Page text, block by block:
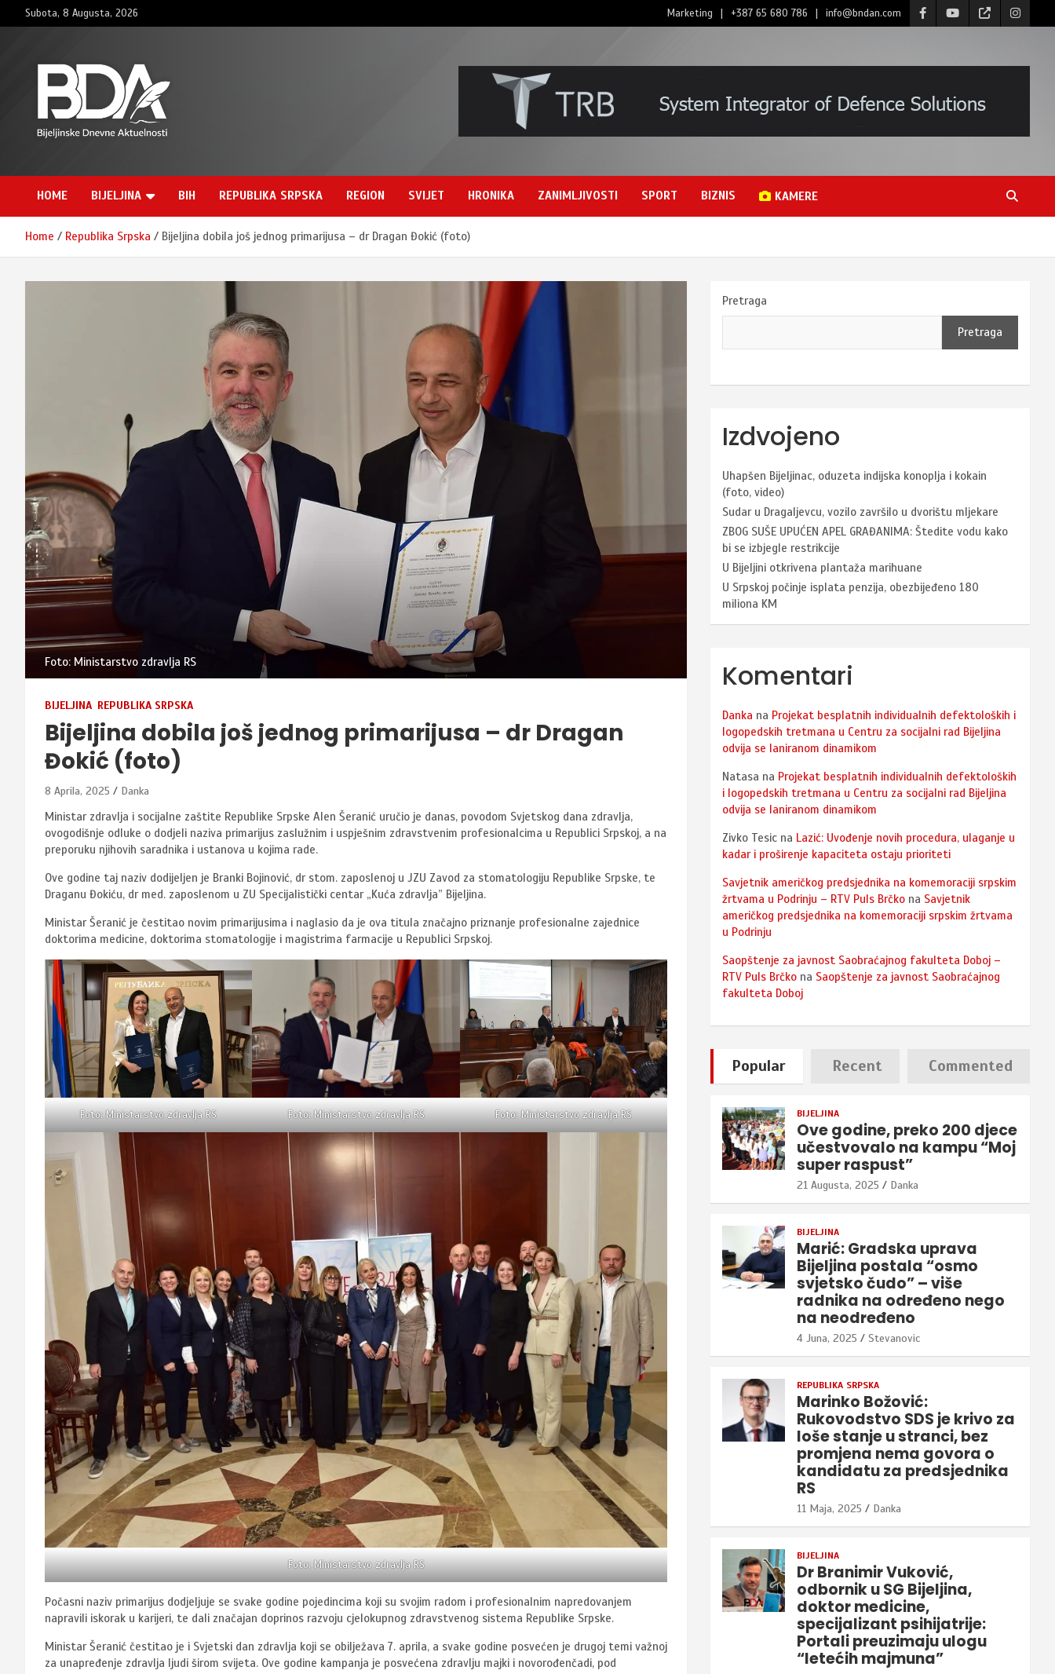
to
Subota, 8 Augusta, 2026 Marketing +387 65 680 786 info@bndan.com
BNDAN.com
HOME BIJELJINA BIH REPUBLIKA SRPSKA REGION SVIJET HRONIKA ZANIMLJIVOSTI SPORT BIZNIS KAMERE
Home Republika Srpska Bijeljina dobila još jednog primarijusa – dr Dragan Đokić (foto)
Foto: Ministarstvo zdravlja RS
BIJELJINA REPUBLIKA SRPSKA
Bijeljina dobila još jednog primarijusa – dr Dragan
Đokić (foto)
8 Aprila, 2025 Danka
Ministar zdravlja i socijalne zaštite Republike Srpske Alen Šeranić uručio je danas, povodom Svjetskog dana zdravlja,
ovogodišnje odluke o dodjeli naziva primarijus zaslužnim i uspješnim zdravstvenim profesionalcima u Republici Srpskoj, a na
preporuku njihovih saradnika i ustanova u kojima rade.
Ove godine taj naziv dodijeljen je Branki Bojinović, dr stom. zaposlenoj u JZU Zavod za stomatologiju Republike Srpske, te
Draganu Đokiću, dr med. zaposlenom u ZU Specijalistički centar „Kuća zdravlja” Bijeljina.
Ministar Šeranić je čestitao novim primarijusima i naglasio da je ova titula značajno priznanje profesionalne zajednice
doktorima medicine, doktorima stomatologije i magistrima farmacije u Republici Srpskoj.
Foto: Ministarstvo zdravlja RS Foto: Ministarstvo zdravlja RS Foto: Ministarstvo zdravlja RS
Foto: Ministarstvo zdravlja RS
Počasni naziv primarijus dodjeljuje se svake godine pojedincima koji su svojim radom i profesionalnim napredovanjem
napravili iskorak u karijeri, te dali značajan doprinos razvoju cjelokupnog zdravstvenog sistema Republike Srpske.
Ministar Šeranić čestitao je i Svjetski dan zdravlja koji se obilježava 7. aprila, a svake godine posvećen je drugoj temi važnoj
za unapređenje zdravlja ljudi širom svijeta. Ove godine kampanja je posvećena zdravlju majki i novorođenčadi, pod
Pretraga
Pretraga
Izdvojeno
Uhapšen Bijeljinac, oduzeta indijska konoplja i kokain
(foto, video)
Sudar u Dragaljevcu, vozilo završilo u dvorištu mljekare
ZBOG SUŠE UPUĆEN APEL GRAĐANIMA: Štedite vodu kako
bi se izbjegle restrikcije
U Bijeljini otkrivena plantaža marihuane
U Srpskoj počinje isplata penzija, obezbijeđeno 180
miliona KM
Komentari
Danka na Projekat besplatnih individualnih defektoloških i
logopedskih tretmana u Centru za socijalni rad Bijeljina
odvija se laniranom dinamikom
Natasa na Projekat besplatnih individualnih defektoloških
i logopedskih tretmana u Centru za socijalni rad Bijeljina
odvija se laniranom dinamikom
Zivko Tesic na Lazić: Uvođenje novih procedura, ulaganje u
kadar i proširenje kapaciteta ostaju prioriteti
Savjetnik američkog predsjednika na komemoraciji srpskim
žrtvama u Podrinju – RTV Puls Brčko na Savjetnik
američkog predsjednika na komemoraciji srpskim žrtvama
u Podrinju
Saopštenje za javnost Saobraćajnog fakulteta Doboj –
RTV Puls Brčko na Saopštenje za javnost Saobraćajnog
fakulteta Doboj
Popular Recent Commented
BIJELJINA
Ove godine, preko 200 djece
učestvovalo na kampu “Moj
super raspust”
21 Augusta, 2025 Danka
BIJELJINA
Marić: Gradska uprava
Bijeljina postala “osmo
svjetsko čudo” – više
radnika na određeno nego
na neodređeno
4 Juna, 2025 Stevanovic
REPUBLIKA SRPSKA
Marinko Božović:
Rukovodstvo SDS je krivo za
loše stanje u stranci, bez
promjena nema govora o
kandidatu za predsjednika
RS
11 Maja, 2025 Danka
BIJELJINA
Dr Branimir Vuković,
odbornik u SG Bijeljina,
doktor medicine,
specijalizant psihijatrije:
Portali preuzimaju ulogu
“letećih majmuna”